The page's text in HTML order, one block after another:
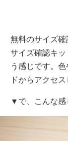
無料のサイズ
サイズ確認キ
う感じです。
ドからアクセ
▼で、こんな感